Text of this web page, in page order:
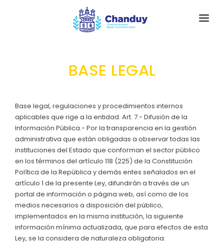
LA PARROQUIA
Historia Antigua
Historia Actual
Bandera de la Parroquia Chanduy
Escudo de la Parroquia Chanduy
Himno a la Parroquia Chanduy
GEOGRAFÍA
Ubicación
Clima
TRANSPARENCIA
GESTIÓN Y PRESUPUESTO
GESTIÓN INSTITUCIONAL
Sesiones Ordinarias
Sesiones Extraordinarias
Resoluciones
Convocatorias
MECANISMOS DE PARTICIPACIÓN
CIUDADANÍA ACTIVA
Solicitud de acceso información pública
Instancia de Participación Ciudadana
TURISMO
BASE LEGAL
Base legal, regulaciones y procedimientos internos
aplicables que rige a la entidad. Art. 7.- Difusión de la
Información Pública.- Por la transparencia en la gestión
administrativa que están obligadas a observar todas las
instituciones del Estado que conforman el sector público
en los términos del artículo 118 (225) de la Constitución
Política de la República y demás entes señalados en el
artículo 1 de la presente Ley, difundirán a través de un
portal de información o página web, así como de los
medios necesarios a disposición del público,
implementados en la misma institución, la siguiente
información mínima actualizada, que para efectos de esta
Ley, se la considera de naturaleza obligatoria: